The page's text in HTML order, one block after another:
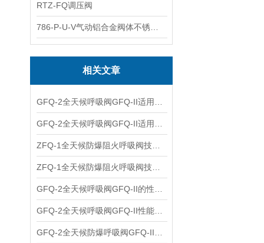
RTZ-FQ调压阀
相关文章